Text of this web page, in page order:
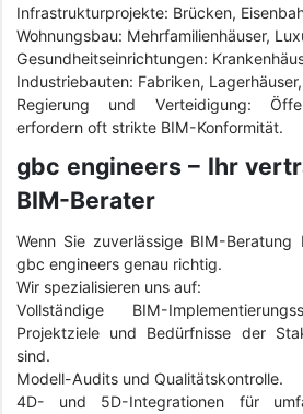
Infrastrukturprojekte: Brücken,
Wohnungsbau: Mehrfamilienhäuser,
Gesundheitseinrichtungen:
Industriebauten: Fabriken,
Regierung und Verteidigung:
erfordern oft strikte BIM-Konformität.
gbc engineers – Ihr
BIM-Berater
Wenn Sie zuverlässige BIM-
gbc engineers genau richtig.
Wir spezialisieren uns auf:
Vollständige BIM-
Projektziele und Bedürfnisse der
sind.
Modell-Audits und Qualitätskontrolle.
4D- und 5D-Integrationen für